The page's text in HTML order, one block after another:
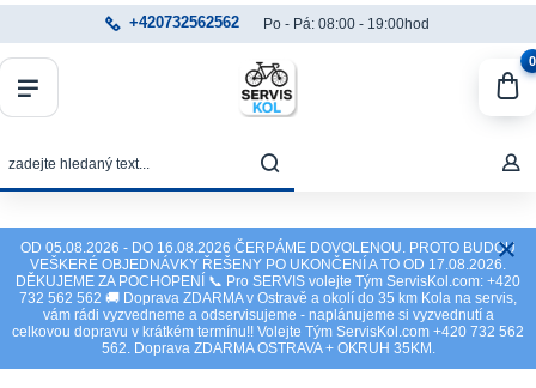
OD 05.08.2026 - DO 16.08.2026 ČERPÁME DOVOLENOU. PROTO BUDOU
VEŠKERÉ OBJEDNÁVKY ŘEŠENY PO UKONČENÍ A TO OD 17.08.2026.
DĚKUJEME ZA POCHOPENÍ 📞 Pro SERVIS volejte Tým ServisKol.com: +420
732 562 562 🚚 Doprava ZDARMA v Ostravě a okolí do 35 km Kola na servis,
vám rádi vyzvedneme a odservisujeme - naplánujeme si vyzvednutí a
celkovou dopravu v krátkém termínu!! Volejte Tým ServisKol.com +420 732 562
562. Doprava ZDARMA OSTRAVA + OKRUH 35KM.
+420732562562 Po - Pá: 08:00 - 19:00hod
0